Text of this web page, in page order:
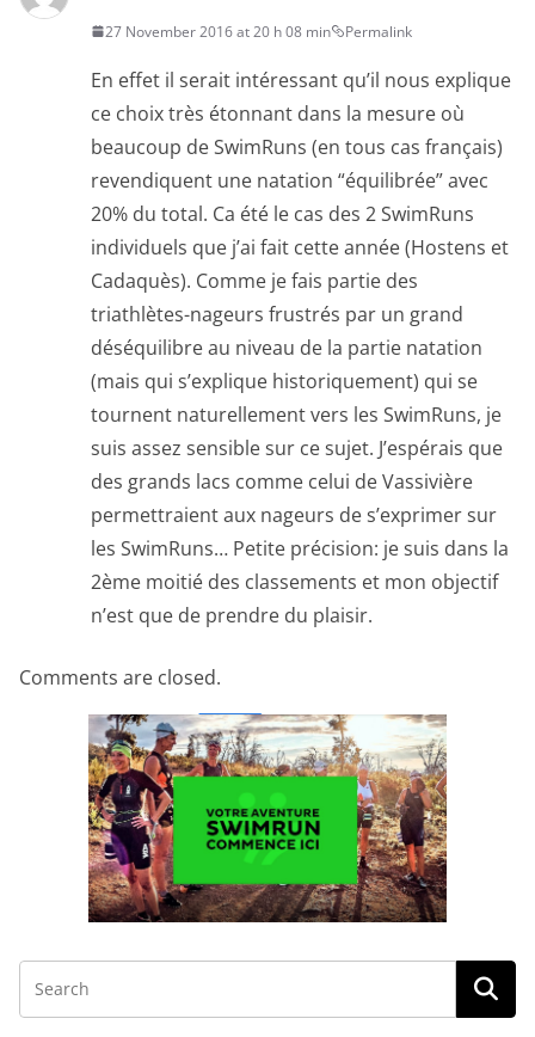
27 November 2016 at 20 h 08 min Permalink
En effet il serait intéressant qu’il nous explique
ce choix très étonnant dans la mesure où
beaucoup de SwimRuns (en tous cas français)
revendiquent une natation “équilibrée” avec
20% du total. Ca été le cas des 2 SwimRuns
individuels que j’ai fait cette année (Hostens et
Cadaquès). Comme je fais partie des
triathlètes-nageurs frustrés par un grand
déséquilibre au niveau de la partie natation
(mais qui s’explique historiquement) qui se
tournent naturellement vers les SwimRuns, je
suis assez sensible sur ce sujet. J’espérais que
des grands lacs comme celui de Vassivière
permettraient aux nageurs de s’exprimer sur
les SwimRuns… Petite précision: je suis dans la
2ème moitié des classements et mon objectif
n’est que de prendre du plaisir.
Comments are closed.